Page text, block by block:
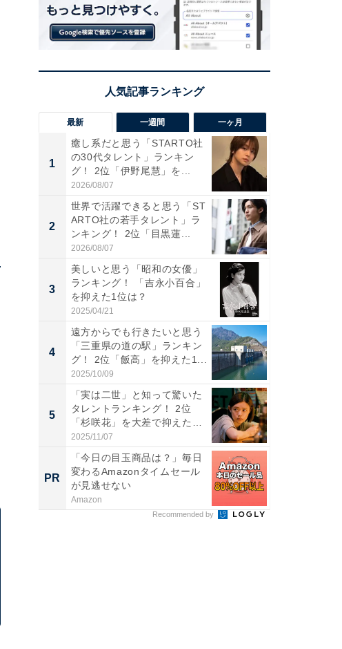
最新 一週間 一ヶ月
1
癒し系だと思う「STARTO社
の30代タレント」ランキン
グ！ 2位「伊野尾慧」を...
2026/08/07
2
世界で活躍できると思う「ST
ARTO社の若手タレント」ラ
ンキング！ 2位「目黒蓮...
2026/08/07
3
美しいと思う「昭和の女優」
ランキング！ 「吉永小百合」
を抑えた1位は？
2025/04/21
4
遠方からでも行きたいと思う
「三重県の道の駅」ランキン
グ！ 2位「飯高」を抑えた1...
2025/10/09
5
「実は二世」と知って驚いた
タレントランキング！ 2位
「杉咲花」を大差で抑えた1
位...
2025/11/07
PR
「今日の目玉商品は？」毎日
変わるAmazonタイムセール
が見逃せない
Amazon
Recommended by